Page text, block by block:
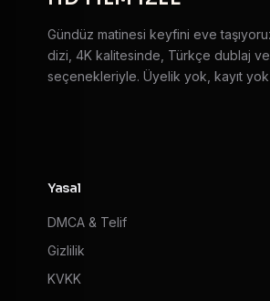
Gündüz matinesi keyfini eve
dizi, 4K kalitesinde, Türkçe dublaj ve
seçenekleriyle. Üyelik yok, kayıt
Yasal
DMCA & Telif
Gizlilik
KVKK